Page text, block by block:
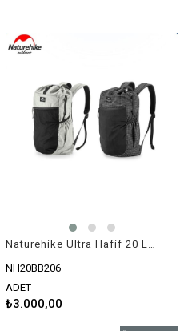
Naturehike Ultra Hafif 20 Lt Sırt Çantası
NH20BB206
ADET
₺3.000,00